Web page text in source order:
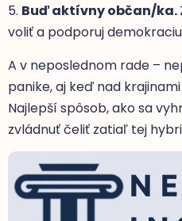
5. Buď aktívny občan/ka.
voliť a podporuj
A v neposlednom rade –
panike, aj keď nad
Najlepší spôsob, ako sa
zvládnuť čeliť zatiaľ tej